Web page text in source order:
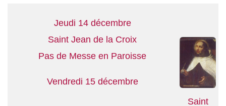
Jeudi 14 décembre
Saint Jean de la Croix
Pas de Messe en Paroisse
Vendredi 15 décembre
Saint